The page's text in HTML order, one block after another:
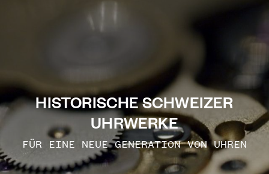
HISTORISCHE SCHWEIZER
UHRWERKE
FÜR EINE NEUE GENERATION VON UHREN